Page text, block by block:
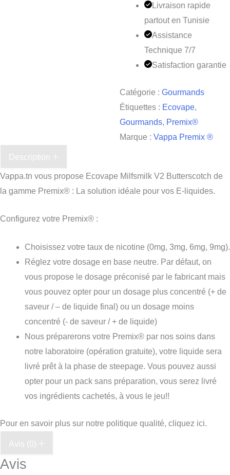
Livraison rapide
partout en Tunisie
Assistance
Technique 7/7
Satisfaction garantie
Catégorie : Gourmands
Étiquettes : Ecovape,
Gourmands, Premix®
Marque : Vappa Premix ®
Description
Vappa.tn vous propose Ecovape Milfsmilk V2 Butterscotch de
la gamme Premix® : La solution idéale pour vos E-liquides.
Configurez votre Premix® :
Choisissez votre taux de nicotine (0mg, 3mg, 6mg, 9mg).
Réglez votre dosage en base neutre. Par défaut, on
vous propose le dosage préconisé par le fabricant mais
vous pouvez opter pour un dosage plus concentré (+ de
saveur / – de liquide final) ou un dosage moins
concentré (- de saveur / + de liquide)
Nous préparerons votre Premix® par nos soins dans
notre laboratoire (opération gratuite), votre liquide sera
livré prêt à la phase de steepage. Vous pouvez aussi
opter pour un pack sans préparation, vous serez livré
vos ingrédients cachetés, à vous le jeu!!
Pour en savoir plus sur notre politique qualité, cliquez ici.
Avis (0)
Avis